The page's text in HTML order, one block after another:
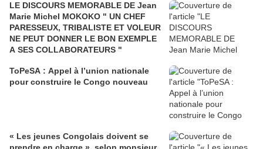
LE DISCOURS MEMORABLE DE Jean
Marie Michel MOKOKO " UN CHEF
PARESSEUX, TRIBALISTE ET VOLEUR
NE PEUT DONNER LE BON EXEMPLE
A SES COLLABORATEURS "
ToPeSA : Appel à l’union nationale
pour construire le Congo nouveau
« Les jeunes Congolais doivent se